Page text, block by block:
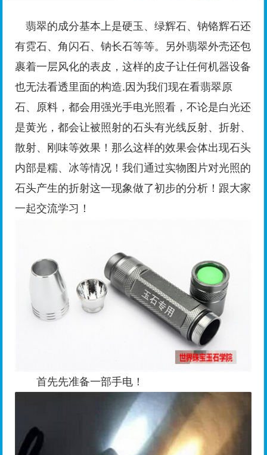
翡翠的成分基本上是硬玉、绿辉石、钠铬辉石还
有霓石、角闪石、钠长石等等。另外翡翠外壳还包
裹着一层风化的表皮，这样的皮子让任何机器设备
也无法看透里面的构造.因为我们现在看翡翠原
石、原料，都会用强光手电光照看，不论是白光还
是黄光，都会让被照射的石头有光线反射、折射、
散射、刚味等效果！那么这样的效果会体出现石头
内部是糯、冰等情况！我们通过实物图片对光照的
石头产生的折射这一现象做了初步的分析！跟大家
一起交流学习！
首先先准备一部手电！